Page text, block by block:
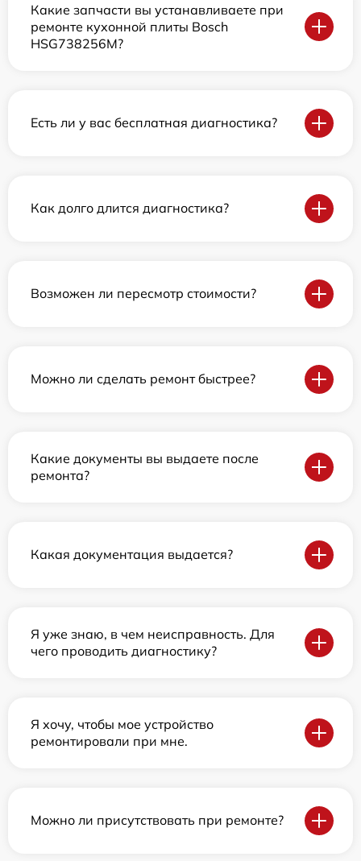
Какие запчасти вы устанавливаете при
ремонте кухонной плиты Bosch
HSG738256M?
Есть ли у вас бесплатная диагностика?
Как долго длится диагностика?
Возможен ли пересмотр стоимости?
Можно ли сделать ремонт быстрее?
Какие документы вы выдаете после
ремонта?
Какая документация выдается?
Я уже знаю, в чем неисправность. Для
чего проводить диагностику?
Я хочу, чтобы мое устройство
ремонтировали при мне.
Можно ли присутствовать при ремонте?